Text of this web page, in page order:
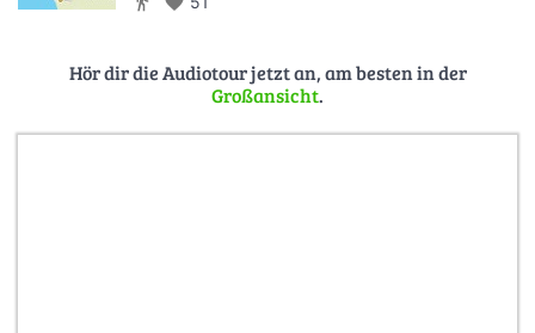
Hör dir die Audiotour jetzt an, am besten in der
Großansicht.